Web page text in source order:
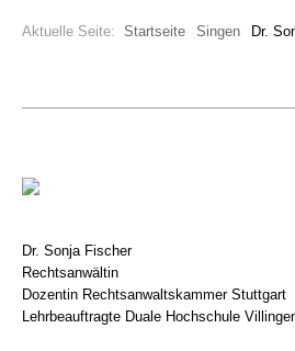
Aktuelle Seite: Startseite Singen Dr.
Beitritt zum Verein
Dr. Sonja Fischer
Rechtsanwältin
Dozentin Rechtsanwaltskammer Stuttgart
Lehrbeauftragte Duale Hochschule